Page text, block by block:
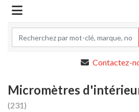
Contactez-
Micromètres
(231)